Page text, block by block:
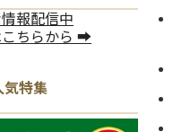
報配信中
ちらから ➡
気特集